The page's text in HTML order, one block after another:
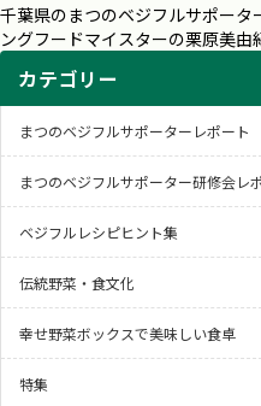
千葉県のまつのベジフルサポー
ングフードマイスターの栗原美由
カテゴリー
まつのベジフルサポーターレポート
まつのベジフルサポーター研修会レ
ベジフルレシピヒント集
伝統野菜・食文化
幸せ野菜ボックスで美味しい食卓
特集